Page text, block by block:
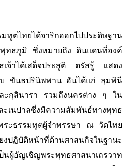
ทยได้จาริกออกไปประดิษฐาน
ทธภูมิ ซึ่งหมายถึง ดินแดนที่องค์
เจ้าได้เสด็จประสูติ ตรัสรู้ แสดง
บ ขันธปรินิพพาน อันได้แก่ ลุมพินี
กุสินารา รวมถึงนครต่าง ๆ ใน
นปาลซึ่งมีความสัมพันธ์ทางพุทธ
ระธรรมทูตผู้จําพรรษา ณ วัดไทย
ฏิบัติหน้าที่ด้านศาสนกิจในฐานะ
ผู้อัญเชิญพระพุทธศาสนาเถรวาท